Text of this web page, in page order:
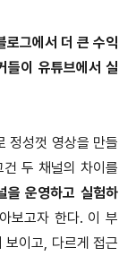
로그에서 더 큰 수익
들이 유튜브에서 실
정성껏 영상을 만들
두 채널의 차이를
을 운영하고 실험하
보고자 한다. 이 부
보이고, 다르게 접근